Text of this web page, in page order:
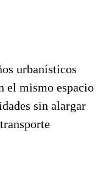
urbanísticos
el mismo espacio
sin alargar